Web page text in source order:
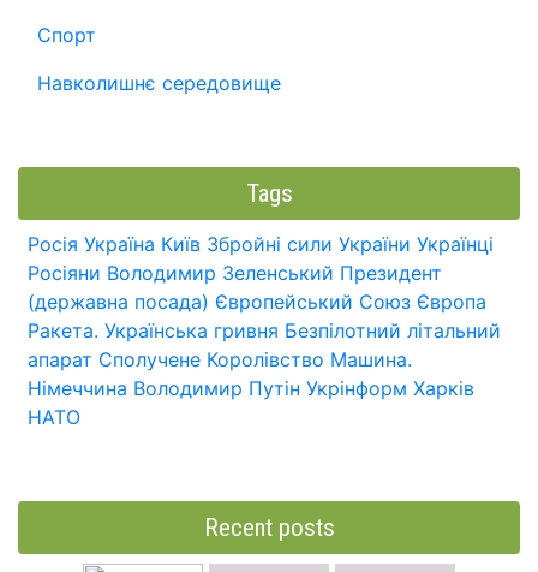
Спорт
Навколишнє середовище
Tags
Росія Україна Київ Збройні сили України Українці
Росіяни Володимир Зеленський Президент
(державна посада) Європейський Союз Європа
Ракета. Українська гривня Безпілотний літальний
апарат Сполучене Королівство Машина.
Німеччина Володимир Путін Укрінформ Харків
НАТО
Recent posts